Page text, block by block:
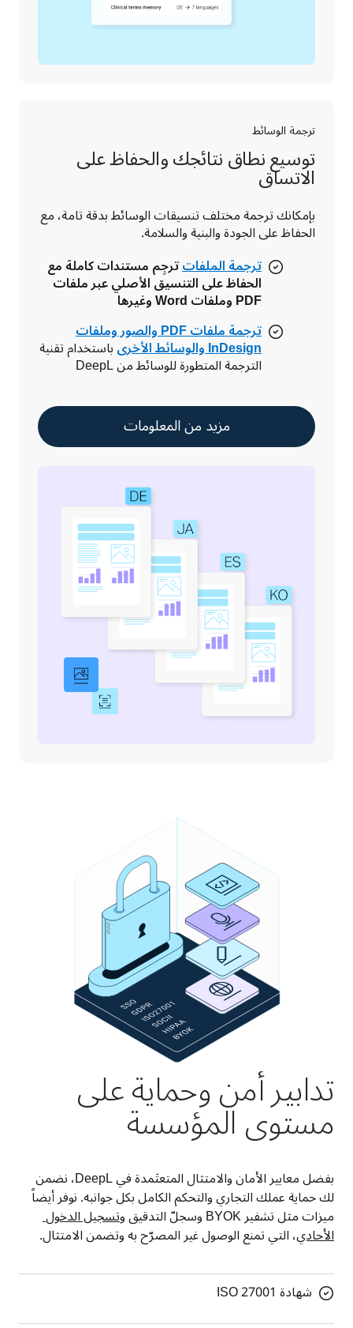
ترجمة الوسائط
توسيع نطاق نتائجك والحفاظ على
الاتساق
الحفاظ على الجودة والبنية والسلامة.
ترجمة الملفاتترجِم مستندات كاملة مع
الحفاظ على التنسيق الأصلي عبر ملفات
PDF وملفات Word وغيرها
ترجمة ملفات PDF والصور وملفات
InDesign والوسائط الأخرى باستخدام تقنية
الترجمة المتطورة للوسائط من DeepL
مزيد من المعلومات
تدابير أمن وحماية على
مستوى المؤسسة
ميزات مثل تشفير BYOK وسجلّ التدقيق و تسجيل الدخول
الأحادي، التي تمنع الوصول غير المصرّح به وتضمن الامتثال.
شهادة ISO 27001